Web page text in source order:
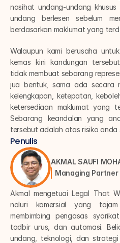
nasihat undang-undang
undang berlesen sebelum
berdasarkan maklumat yang
Walaupun kami berusaha
kemas kini kandungan
tidak membuat sebarang
jua bentuk, sama ada
kelengkapan, ketepatan,
ketersediaan maklumat yang
Sebarang keandalan yang
tersebut adalah atas risiko anda
Penulis
AKMAL SAUFI
Managing Partner
Akmal mengetuai Legal That
naluri komersial yang
membimbing pengasas
tadbir urus, dan automasi.
undang, teknologi, dan strategi